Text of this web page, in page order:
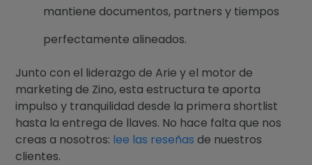
mantiene documentos, partners y tiempos
perfectamente alineados.
Junto con el liderazgo de Arie y el motor de
marketing de Zino, esta estructura te aporta
impulso y tranquilidad desde la primera shortlist
hasta la entrega de llaves. No hace falta que nos
creas a nosotros: lee las reseñas de nuestros
clientes.